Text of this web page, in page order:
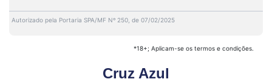
Autorizado pela Portaria SPA/MF Nº 250, de 07/02/2025
*18+; Aplicam-se os termos e condições.
Cruz Azul